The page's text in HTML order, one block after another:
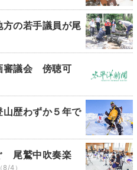
の若手議員が尾
審議会 傍聴可
歴わずか５年で
尾鷲中吹奏楽
（8/4）